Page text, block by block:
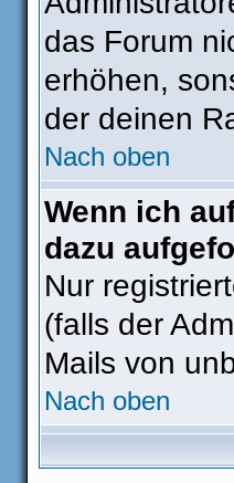
das Forum
erhöhen,
der deinen
Nach oben
Wenn ich
dazu
Nur
(falls der
Mails von
Nach oben